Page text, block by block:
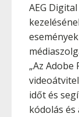
AEG
„Az Adobe
időt és
kódolás